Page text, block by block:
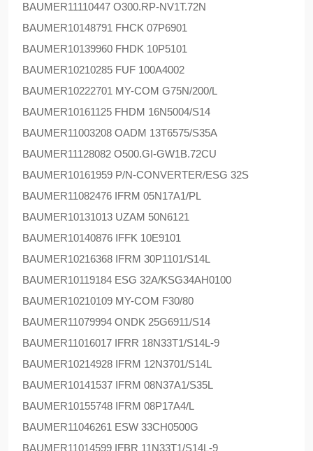
BAUMER11110447 O300.RP-NV1T.72N
BAUMER10148791 FHCK 07P6901
BAUMER10139960 FHDK 10P5101
BAUMER10210285 FUF 100A4002
BAUMER10222701 MY-COM G75N/200/L
BAUMER10161125 FHDM 16N5004/S14
BAUMER11003208 OADM 13T6575/S35A
BAUMER11128082 O500.GI-GW1B.72CU
BAUMER10161959 P/N-CONVERTER/ESG 32S
BAUMER11082476 IFRM 05N17A1/PL
BAUMER10131013 UZAM 50N6121
BAUMER10140876 IFFK 10E9101
BAUMER10216368 IFRM 30P1101/S14L
BAUMER10119184 ESG 32A/KSG34AH0100
BAUMER10210109 MY-COM F30/80
BAUMER11079994 ONDK 25G6911/S14
BAUMER11016017 IFRR 18N33T1/S14L-9
BAUMER10214928 IFRM 12N3701/S14L
BAUMER10141537 IFRM 08N37A1/S35L
BAUMER10155748 IFRM 08P17A4/L
BAUMER11046261 ESW 33CH0500G
BAUMER11014599 IFBR 11N33T1/S14L-9